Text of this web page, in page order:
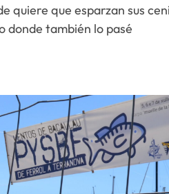
quiere que esparzan sus
donde también lo pasé